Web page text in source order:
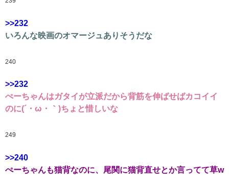
>>232
いろんな映画のオマージュありそうだな
240
>>232
ぺーちゃんはガタイが立派だから背筋を伸ばせばカコイイ
のに(´・ω・｀)ちょと惜しいな
249
>>240
ぺーちゃんも猫背なのに、尾関に猫背直せとか言ってて草w